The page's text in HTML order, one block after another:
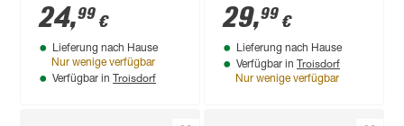
dunkelgrau/weiß Ø
10 x 36 cm
24,99 €
Lieferung nach Hause
Nur wenige verfügbar
Verfügbar in Troisdorf
Bamboo'
schwarz/bambus,
mit Deckel
29,99 €
Lieferung nach Hause
Verfügbar in Troisdorf
Nur wenige verfügbar